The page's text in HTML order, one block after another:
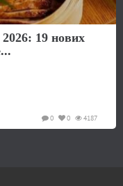
19 нових
4187
0
0